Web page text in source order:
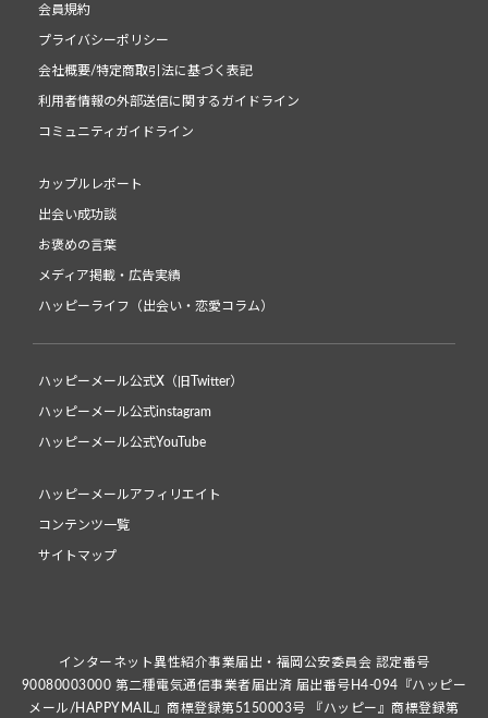
会員規約
プライバシーポリシー
会社概要/特定商取引法に基づく表記
利用者情報の外部送信に関するガイドライン
コミュニティガイドライン
カップルレポート
出会い成功談
お褒めの言葉
メディア掲載・広告実績
ハッピーライフ（出会い・恋愛コラム）
ハッピーメール公式X（旧Twitter）
ハッピーメール公式instagram
ハッピーメール公式YouTube
ハッピーメールアフィリエイト
コンテンツ一覧
サイトマップ
インターネット異性紹介事業届出・福岡公安委員会 認定番号
90080003000 第二種電気通信事業者届出済 届出番号H4-094『ハッピー
メール/HAPPYMAIL』商標登録第5150003号 『ハッピー』商標登録第